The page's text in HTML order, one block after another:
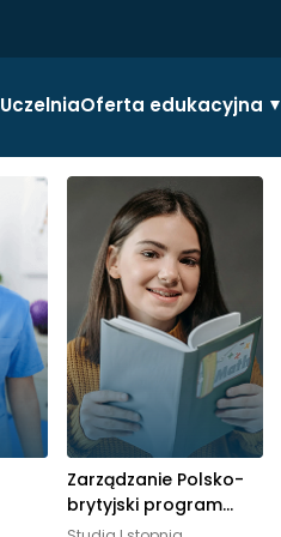
UczelniaOferta edukacyjna
Zarządzanie Polsko-
brytyjski program
studiów z podwójnym